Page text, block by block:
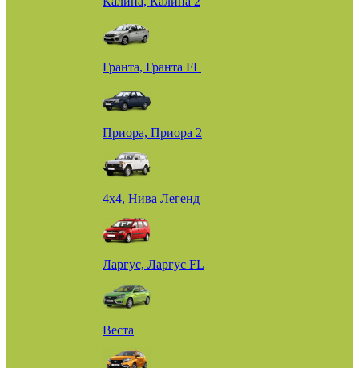
Гранта, Гранта FL
Приора, Приора 2
4х4, Нива Легенд
Ларгус, Ларгус FL
Веста